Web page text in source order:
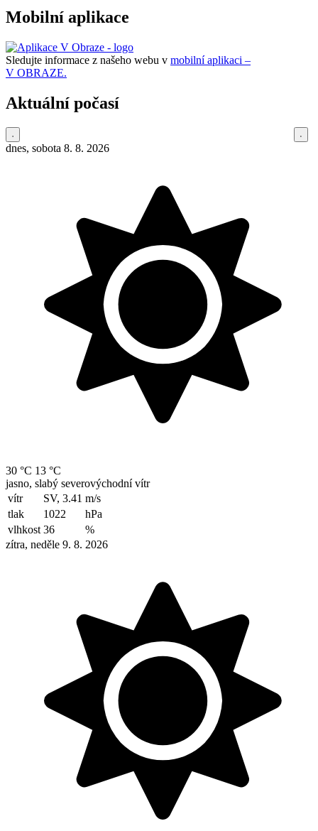
Mobilní aplikace
Sledujte informace z našeho webu v mobilní aplikaci –
V OBRAZE.
Aktuální počasí
dnes, sobota 8. 8. 2026
30 °C 13 °C
jasno, slabý severovýchodní vítr
vítr
SV, 3.41 m/s
tlak
1022
hPa
vlhkost 36
%
zítra, neděle 9. 8. 2026